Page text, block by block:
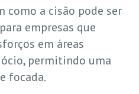
como a cisão pode ser
empresas que
em áreas
permitindo uma
focada.